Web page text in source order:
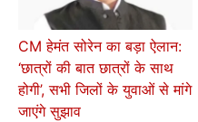
CM हेमंत सोरेन का बड़ा ऐलान:
‘छात्रों की बात छात्रों के साथ
होगी’, सभी जिलों के युवाओं से मांगे
जाएंगे सुझाव